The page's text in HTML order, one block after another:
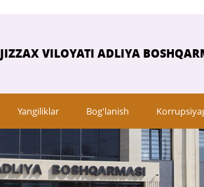
JIZZAX VILOYATI ADLIYA
Yangiliklar Bog'lanish